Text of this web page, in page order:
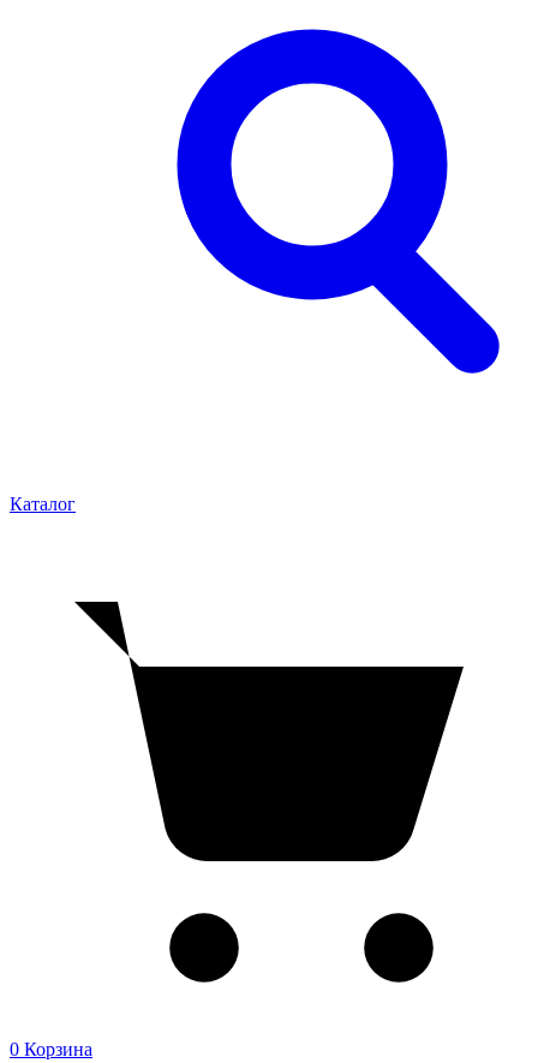
Каталог
0 Корзина